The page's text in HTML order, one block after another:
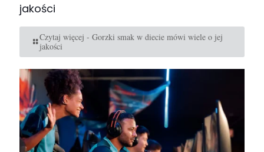
jakości
Czytaj więcej - Gorzki smak w diecie mówi wiele o jej
jakości